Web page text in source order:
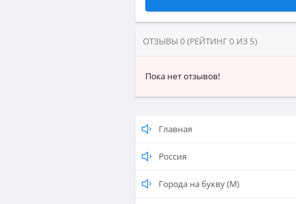
ОТЗЫВЫ 0 (РЕЙТИНГ 0 ИЗ 5)
Пока нет отзывов!
Главная
Россия
Города на букву (М)